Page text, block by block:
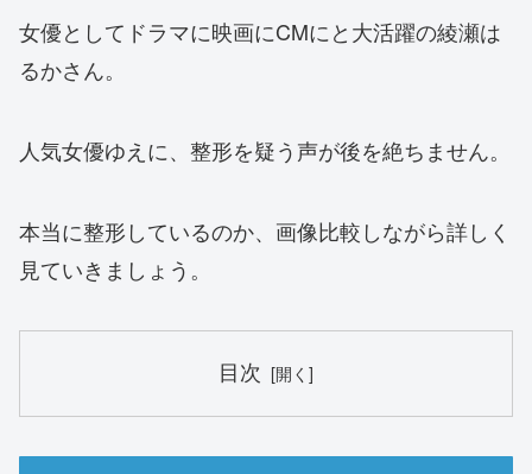
女優としてドラマに映画にCMにと大活躍の綾瀬は
るかさん。
人気女優ゆえに、整形を疑う声が後を絶ちません。
本当に整形しているのか、画像比較しながら詳しく
見ていきましょう。
目次